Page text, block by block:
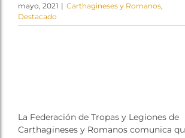
mayo, 2021 | Carthagineses y Romanos,
Destacado
La Federación de Tropas y Legiones de
Carthagineses y Romanos comunica